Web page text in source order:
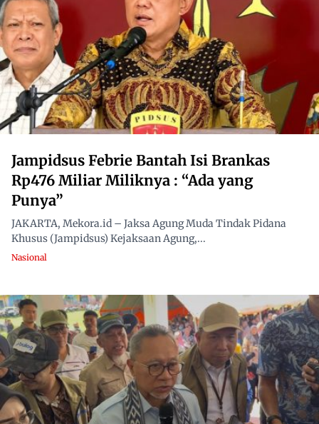
Jampidsus Febrie Bantah Isi Brankas
Rp476 Miliar Miliknya : “Ada yang
Punya”
JAKARTA, Mekora.id – Jaksa Agung Muda Tindak Pidana
Khusus (Jampidsus) Kejaksaan Agung,...
Nasional